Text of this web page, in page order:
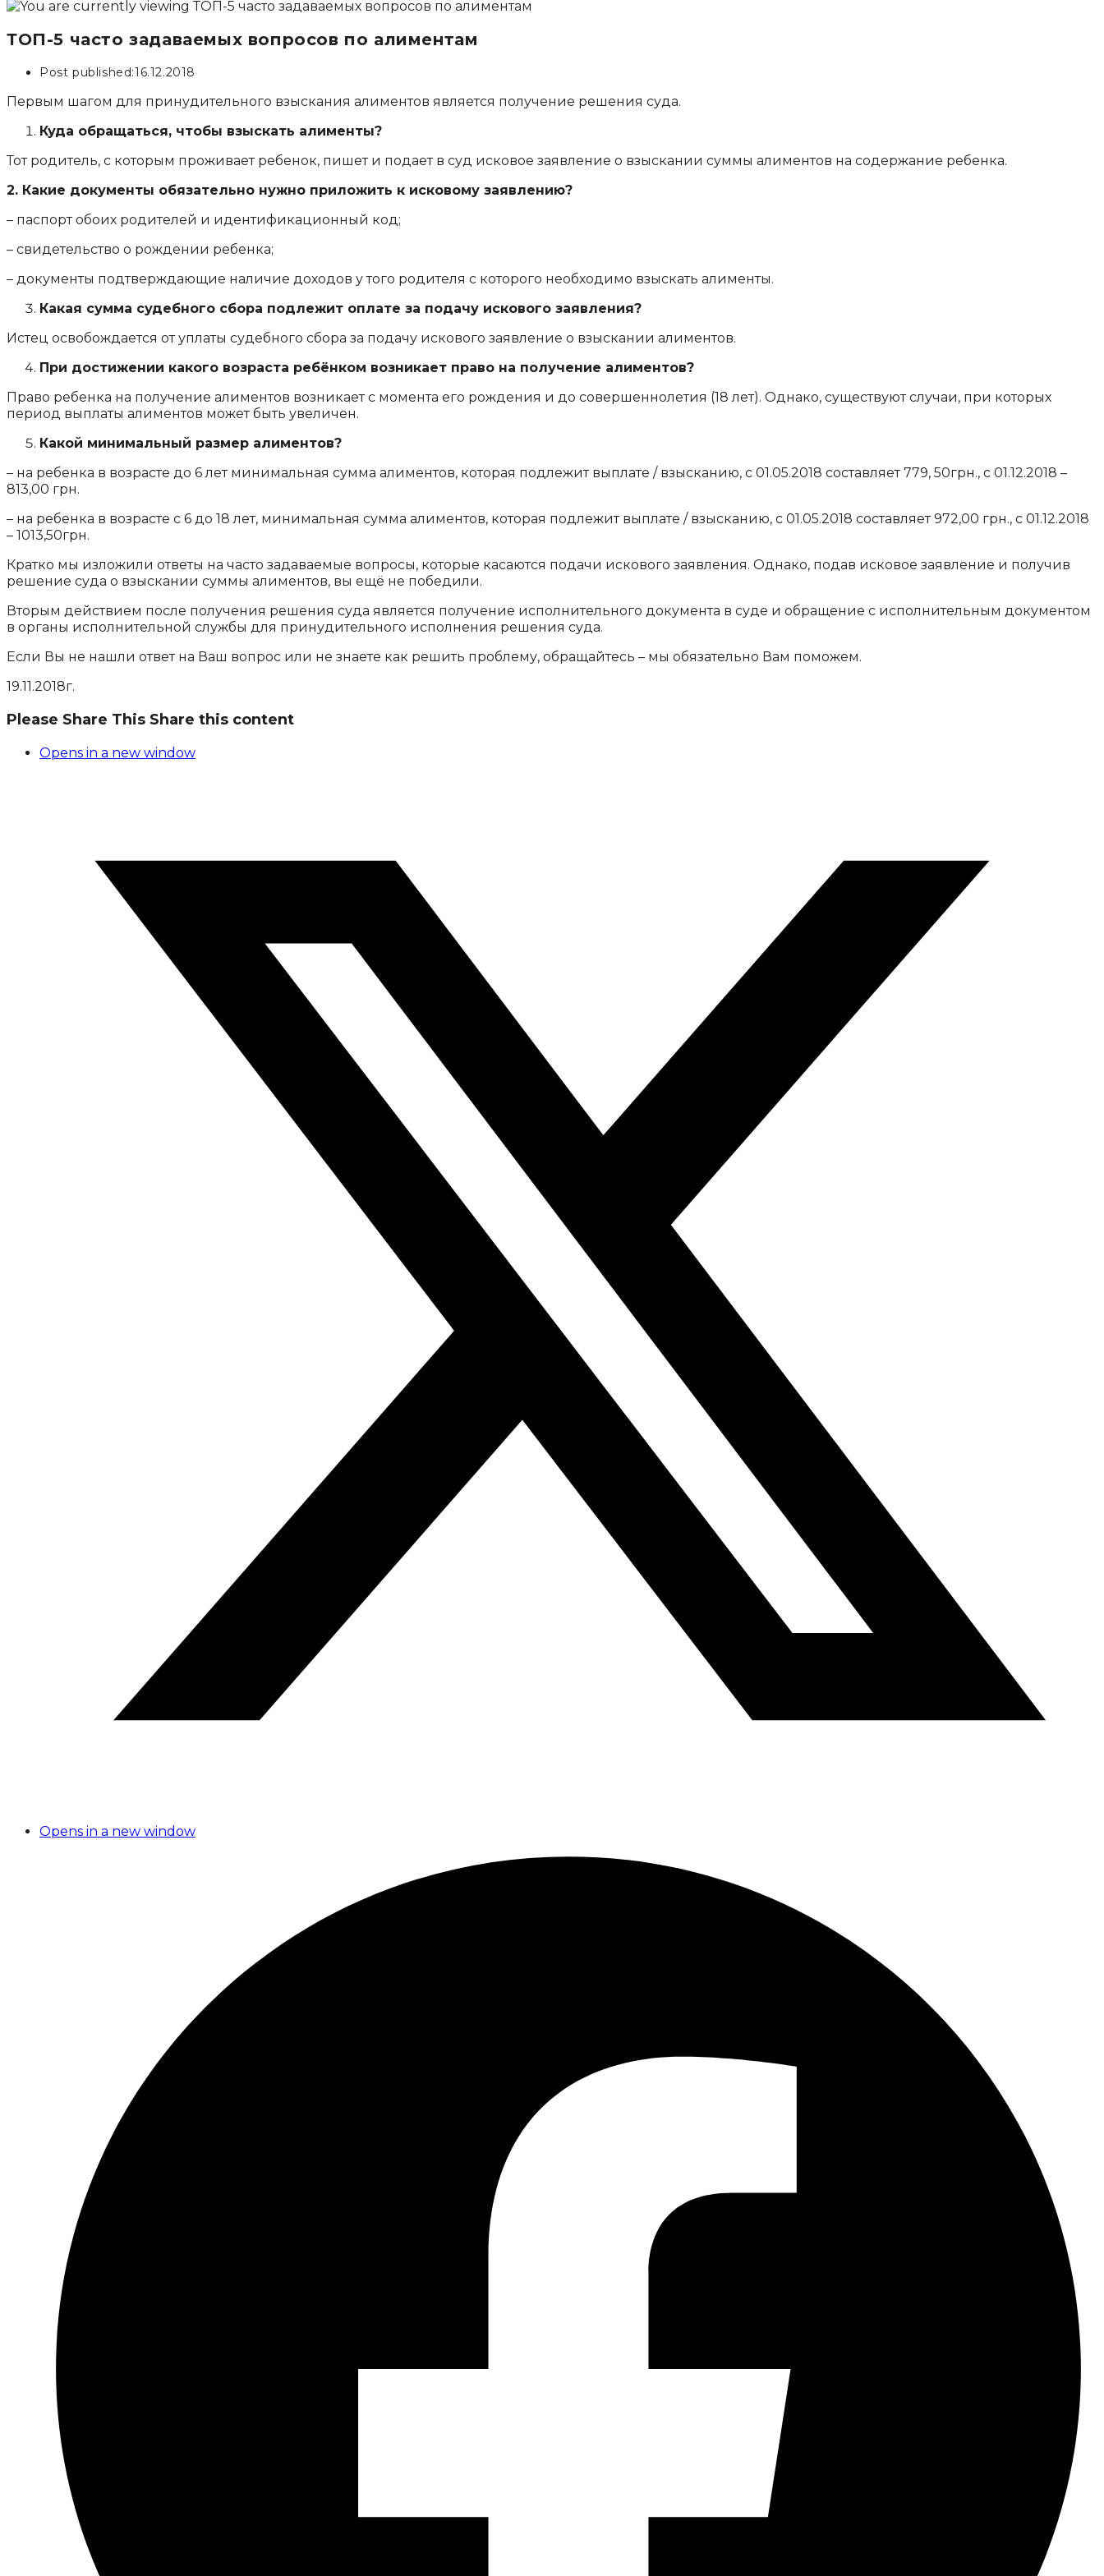
ТОП-5 часто задаваемых вопросов по алиментам
Post published:16.12.2018
Первым шагом для принудительного взыскания алиментов является получение решения суда.
Куда обращаться, чтобы взыскать алименты?
Тот родитель, с которым проживает ребенок, пишет и подает в суд исковое заявление о взыскании суммы алиментов на содержание ребенка.
2. Какие документы обязательно нужно приложить к исковому заявлению?
– паспорт обоих родителей и идентификационный код;
– свидетельство о рождении ребенка;
– документы подтверждающие наличие доходов у того родителя с которого необходимо взыскать алименты.
Какая сумма судебного сбора подлежит оплате за подачу искового заявления?
Истец освобождается от уплаты судебного сбора за подачу искового заявление о взыскании алиментов.
При достижении какого возраста ребёнком возникает право на получение алиментов?
Право ребенка на получение алиментов возникает с момента его рождения и до совершеннолетия (18 лет). Однако, существуют случаи, при которых
период выплаты алиментов может быть увеличен.
Какой минимальный размер алиментов?
– на ребенка в возрасте до 6 лет минимальная сумма алиментов, которая подлежит выплате / взысканию, с 01.05.2018 составляет 779, 50грн., с 01.12.2018 –
813,00 грн.
– на ребенка в возрасте с 6 до 18 лет, минимальная сумма алиментов, которая подлежит выплате / взысканию, с 01.05.2018 составляет 972,00 грн., с 01.12.2018
– 1013,50грн.
Кратко мы изложили ответы на часто задаваемые вопросы, которые касаются подачи искового заявления. Однако, подав исковое заявление и получив
решение суда о взыскании суммы алиментов, вы ещё не победили.
Вторым действием после получения решения суда является получение исполнительного документа в суде и обращение с исполнительным документом
в органы исполнительной службы для принудительного исполнения решения суда.
Если Вы не нашли ответ на Ваш вопрос или не знаете как решить проблему, обращайтесь – мы обязательно Вам поможем.
19.11.2018г.
Please Share This Share this content
Opens in a new window
Opens in a new window